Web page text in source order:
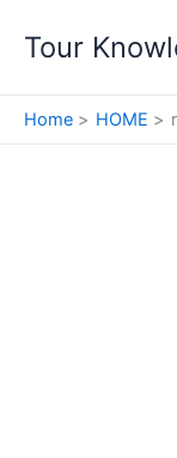
Tour
Home HOME